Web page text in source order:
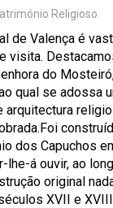
Religioso
de Valença é
visita.
do
qual se adossa
dos Capuchos
á ouvir, ao
original
XVII e